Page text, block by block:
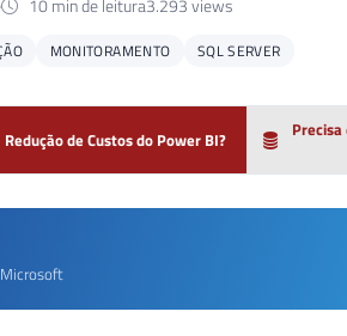
10 min de leitura3.293 views
MONITORAMENTO SQL SERVER
Redução de Custos do Power BI?